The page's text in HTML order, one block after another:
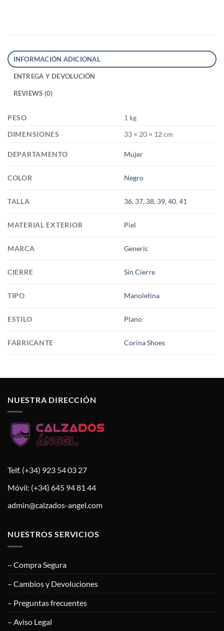
INFORMACIÓN ADICIONAL
ENTREGA Y DEVOLUCIÓN
REVIEWS (0)
PESO
1 kg
DIMENSIONES
33 × 20 × 12 cm
DEPARTAMENTO Mujer
COLOR Negro
TALLA 36, 37, 38, 39,40,41
MATERIAL EXTERIOR Piel
MARCA Generic
CIERRE Sin Cierre
TIPO Manoletina
ESTILO Plano
FABRICANTE Corina Shoes
NUESTRA DIRECCIÓN
Telf. (+34) 923 54 03 27
Móvil: (+34) 645 94 81 44
admin@calzados-angel.com
NUESTROS SERVICIOS
– Compra Segura
– Cambios y Devoluciones
– Preguntas frecuentes
– Aviso Legal